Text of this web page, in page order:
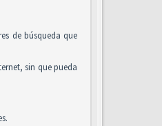
de búsqueda que
sin que pueda